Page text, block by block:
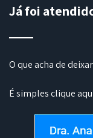
Já foi
O que acha de
É simplesclique